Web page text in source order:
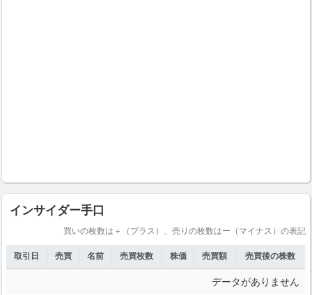
インサイダー手口
買いの枚数は＋（プラス）、売りの枚数はー（マイナス）の表記
取引日 売買 名前 売買枚数 株価 売買額 売買後の株数
データがありません